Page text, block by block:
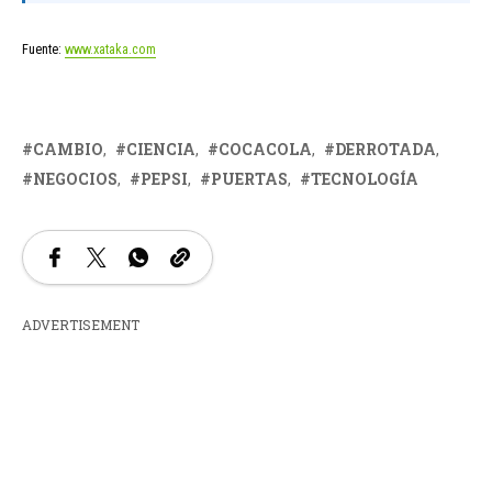
Fuente: www.xataka.com
CAMBIO CIENCIA COCACOLA
DERROTADA
NEGOCIOS
PEPSI PUERTAS TECNOLOGÍA
ADVERTISEMENT